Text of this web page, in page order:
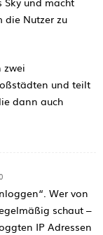
die Nutzer zu
zwei
und teilt
dann auch
Wer von
schaut –
IP Adressen